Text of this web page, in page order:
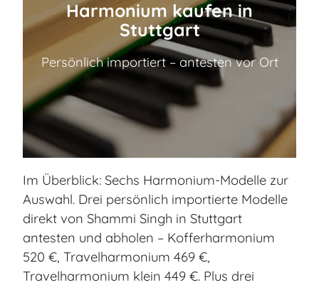
Harmonium kaufen in
Stuttgart
Persönlich importiert – antesten vor Ort
Im Überblick: Sechs Harmonium-Modelle zur
Auswahl. Drei persönlich importierte Modelle
direkt von Shammi Singh in Stuttgart
antesten und abholen – Kofferharmonium
520 €, Travelharmonium 469 €,
Travelharmonium klein 449 €. Plus drei